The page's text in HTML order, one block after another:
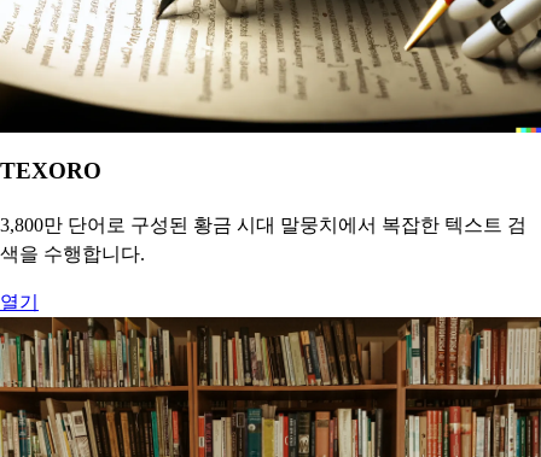
TEXORO
3,800만 단어로 구성된 황금 시대 말뭉치에서 복잡한 텍스트 검
색을 수행합니다.
열기